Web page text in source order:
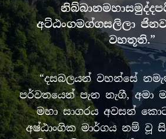
අට්ඨංගමග්ගසලිලා
වහතූති.”
“දසබලයන් වහන්සේ
පර්වතයෙන් පැන නැගී,
මහා සාගරය අවසන්
අෂ්ඨාංගික මාර්ගය නම් වූ